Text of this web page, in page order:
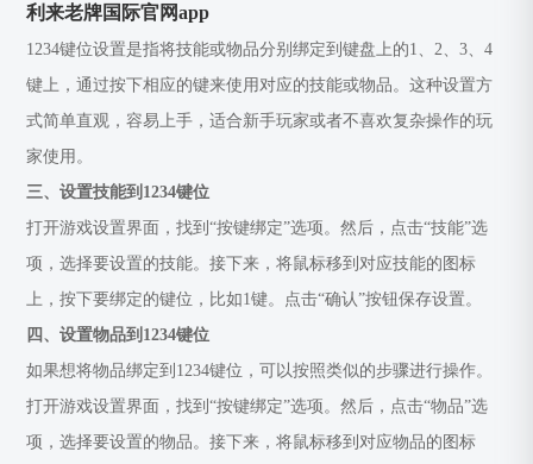
利来老牌国际官网app
1234键位设置是指将技能或物品分别绑定到键盘上的1、2、3、4
键上，通过按下相应的键来使用对应的技能或物品。这种设置方
式简单直观，容易上手，适合新手玩家或者不喜欢复杂操作的玩
家使用。
三、设置技能到1234键位
打开游戏设置界面，找到“按键绑定”选项。然后，点击“技能”选
项，选择要设置的技能。接下来，将鼠标移到对应技能的图标
上，按下要绑定的键位，比如1键。点击“确认”按钮保存设置。
四、设置物品到1234键位
如果想将物品绑定到1234键位，可以按照类似的步骤进行操作。
打开游戏设置界面，找到“按键绑定”选项。然后，点击“物品”选
项，选择要设置的物品。接下来，将鼠标移到对应物品的图标